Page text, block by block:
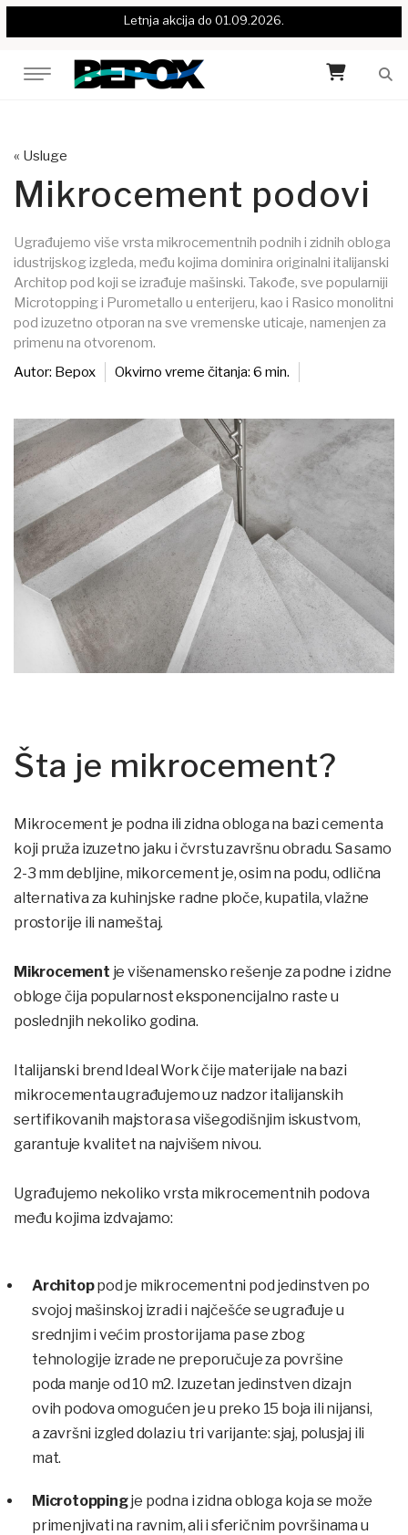
Letnja akcija do 01.09.2026.
« Usluge
Mikrocement podovi
Ugrađujemo više vrsta mikrocementnih podnih i zidnih obloga
idustrijskog izgleda, među kojima dominira originalni italijanski
Architop pod koji se izrađuje mašinski. Takođe, sve popularniji
Microtopping i Purometallo u enterijeru, kao i Rasico monolitni
pod izuzetno otporan na sve vremenske uticaje, namenjen za
primenu na otvorenom.
Autor: Bepox
Okvirno vreme čitanja: 6 min.
Šta je mikrocement?
Mikrocement je podna ili zidna obloga na bazi cementa
koji pruža izuzetno jaku i čvrstu završnu obradu. Sa samo
2-3 mm debljine, mikorcement je, osim na podu, odlična
alternativa za kuhinjske radne ploče, kupatila, vlažne
prostorije ili nameštaj.
Mikrocement je višenamensko rešenje za podne i zidne
obloge čija popularnost eksponencijalno raste u
poslednjih nekoliko godina.
Italijanski brend Ideal Work čije materijale na bazi
mikrocementa ugrađujemo uz nadzor italijanskih
sertifikovanih majstora sa višegodišnjim iskustvom,
garantuje kvalitet na najvišem nivou.
Ugrađujemo nekoliko vrsta mikrocementnih podova
među kojima izdvajamo:
Architoppod je mikrocementni pod jedinstven po
svojoj mašinskoj izradi i najčešće se ugrađuje u
srednjim i većim prostorijama pa se zbog
tehnologije izrade ne preporučuje za površine
poda manje od 10 m2. Izuzetan jedinstven dizajn
ovih podova omogućen je u preko 15 boja ili nijansi,
a završni izgled dolazi u tri varijante: sjaj, polusjaj ili
mat.
Microtoppingje podna i zidna obloga koja se može
primenjivati na ravnim, ali i sferičnim površinama u